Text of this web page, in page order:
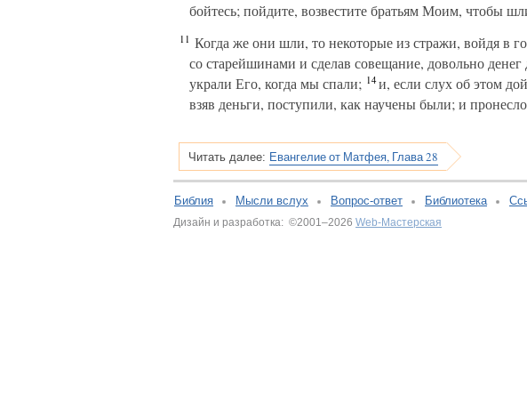
бойтесь; пойдите, возвестите братьям Моим, чтобы
11 Когда же они шли, то некоторые из стражи, войдя в
со старейшинами и сделав совещание, довольно
украли Его, когда мы спали; 14и, если слух об этом
взяв деньги, поступили, как научены были; и
Читать далее: Евангелие от Матфея, Глава 28
Библия Мысли вслух Вопрос-ответ Библиотека
Дизайн и разработка: ©2001–2026 Web-Мастерская